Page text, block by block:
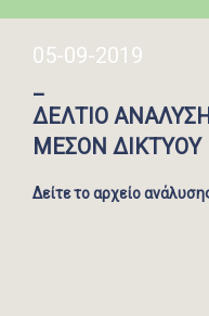
05-09-2019
_
ΔΕΛΤΙΟ
ΜΕΣΟΝ ΔΙΚΤΥΟΥ
Δείτε το αρχείο